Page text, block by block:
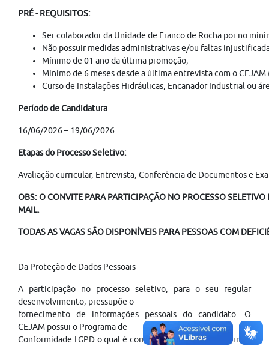
PRÉ - REQUISITOS:
Ser colaborador da Unidade de Franco de Rocha por no
Não possuir medidas administrativas e/ou faltas
Mínimo de 01 ano da última promoção;
Mínimo de 6 meses desde a última entrevista com o
Curso de Instalações Hidráulicas, Encanador Industrial ou
Período de Candidatura
16/06/2026 – 19/06/2026
Etapas do Processo Seletivo:
Avaliação curricular, Entrevista, Conferência de Documentos e
OBS: O CONVITE PARA PARTICIPAÇÃO NO PROCESSO SELETIVO
MAIL.
TODAS AS VAGAS SÃO DISPONÍVEIS PARA PESSOAS COM
Da Proteção de Dados Pessoais
A participação no processo seletivo, para o seu regular
desenvolvimento, pressupõe o
fornecimento de informações pessoais do candidato. O
CEJAM possui o Programa de
Conformidade LGPD o qual é composto de políticas e normas